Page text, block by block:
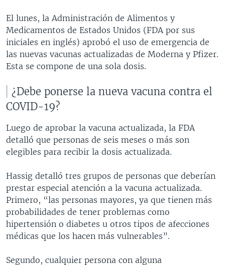
El lunes, la Administración de Alimentos y
Medicamentos de Estados Unidos (FDA por sus
iniciales en inglés) aprobó el uso de emergencia de
las nuevas vacunas actualizadas de Moderna y Pfizer.
Esta se compone de una sola dosis.
¿Debe ponerse la nueva vacuna contra el
COVID-19?
Luego de aprobar la vacuna actualizada, la FDA
detalló que personas de seis meses o más son
elegibles para recibir la dosis actualizada.
Hassig detalló tres grupos de personas que deberían
prestar especial atención a la vacuna actualizada.
Primero, “las personas mayores, ya que tienen más
probabilidades de tener problemas como
hipertensión o diabetes u otros tipos de afecciones
médicas que los hacen más vulnerables”.
Segundo, cualquier persona con alguna